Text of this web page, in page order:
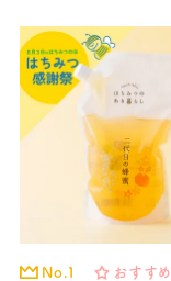
No.1 おすすめ